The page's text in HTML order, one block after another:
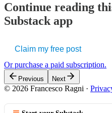
Continue reading
Substack app
Claim my free post
Or purchase a paid subscription.
Previous Next
© 2026 Francesco Ragni ·